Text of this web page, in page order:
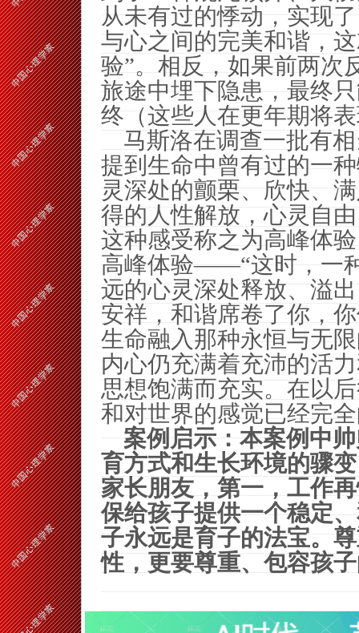
从未有过的悸动，实现
与心之间的完美和谐，
验”。相反，如果前两次
旅途中埋下隐患，最终
终（这些人在更年期将
马斯洛在调查一批有
提到生命中曾有过的一
灵深处的颤栗、欣快、
得的人性解放，心灵自
这种感受称之为高峰体
高峰体验——“这时，一
远的心灵深处释放、溢
安祥，和谐席卷了你，
生命融入那种永恒与无
内心仍充满着充沛的活
思想饱满而充实。在以
和对世界的感觉已经完
案例启示：本案例中
育方式和生长环境的骤
家长朋友，第一，工作
保给孩子提供一个稳定
子永远是育子的法宝。
性，更要尊重、包容孩